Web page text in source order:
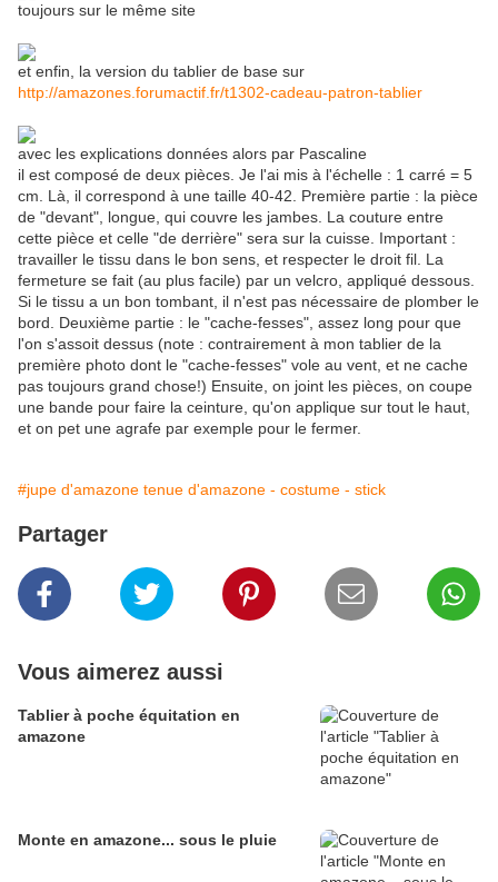
toujours sur le même site
et enfin, la version du tablier de base sur
http://amazones.forumactif.fr/t1302-cadeau-patron-tablier
avec les explications données alors par Pascaline
il est composé de deux pièces. Je l'ai mis à l'échelle : 1 carré = 5
cm. Là, il correspond à une taille 40-42. Première partie : la pièce
de "devant", longue, qui couvre les jambes. La couture entre
cette pièce et celle "de derrière" sera sur la cuisse. Important :
travailler le tissu dans le bon sens, et respecter le droit fil. La
fermeture se fait (au plus facile) par un velcro, appliqué dessous.
Si le tissu a un bon tombant, il n'est pas nécessaire de plomber le
bord. Deuxième partie : le "cache-fesses", assez long pour que
l'on s'assoit dessus (note : contrairement à mon tablier de la
première photo dont le "cache-fesses" vole au vent, et ne cache
pas toujours grand chose!) Ensuite, on joint les pièces, on coupe
une bande pour faire la ceinture, qu'on applique sur tout le haut,
et on pet une agrafe par exemple pour le fermer.
#jupe d'amazone tenue d'amazone - costume - stick
Partager
Vous aimerez aussi
Tablier à poche équitation en
amazone
Monte en amazone... sous le pluie